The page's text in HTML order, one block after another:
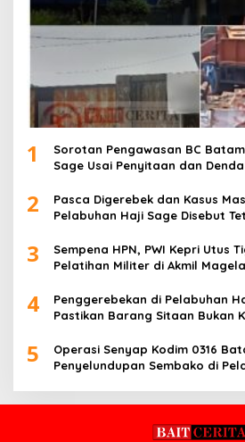
1
Sorotan Pengawasan BC
Sage Usai Penyitaan dan
2
Pasca Digerebek dan Kasus
Pelabuhan Haji Sage Disebut
3
Sempena HPN, PWI Kepri Utus
Pelatihan Militer di Akmil
4
Penggerebekan di Pelabuhan
Pastikan Barang Sitaan Bukan
5
Operasi Senyap Kodim 0316
Penyelundupan Sembako di